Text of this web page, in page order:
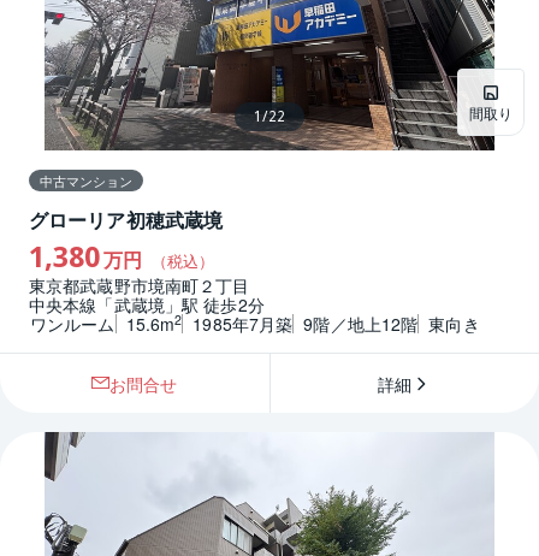
間取り
1/22
中古マンション
グローリア初穂武蔵境
1,380万円 （税込）
東京都武蔵野市境南町２丁目
中央本線「武蔵境」駅 徒歩2分
ワンルーム 15.6m2 1985年7月築 9階／地上12階 東向き
お問合せ 詳細